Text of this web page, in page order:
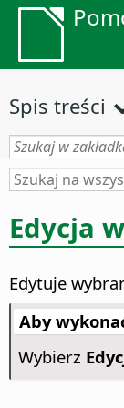
Spis treści
Edycja
Edytuje
Aby
Wybierz